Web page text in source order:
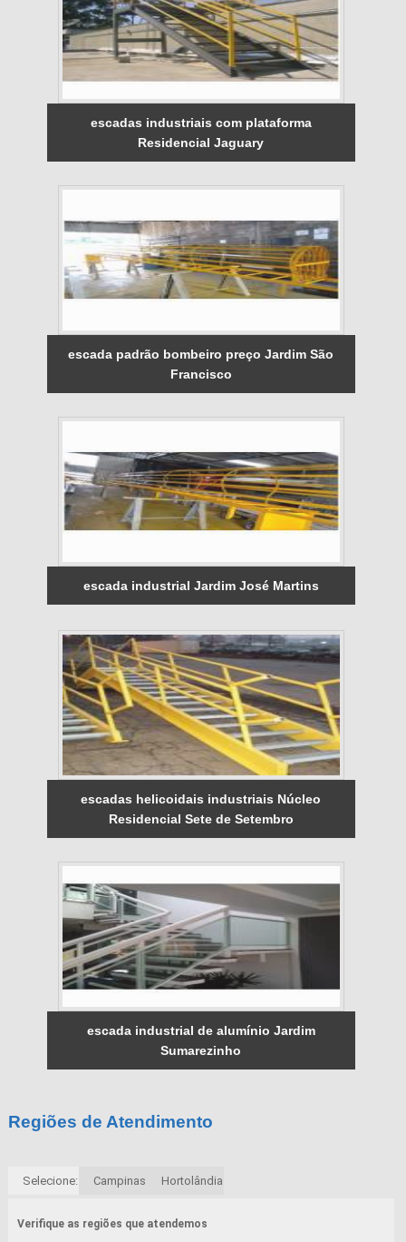
escadas industriais com plataforma
Residencial Jaguary
escada padrão bombeiro preço Jardim São
Francisco
escada industrial Jardim José Martins
escadas helicoidais industriais Núcleo
Residencial Sete de Setembro
escada industrial de alumínio Jardim
Sumarezinho
Regiões de Atendimento
Selecione: Campinas Hortolândia
Verifique as regiões que atendemos